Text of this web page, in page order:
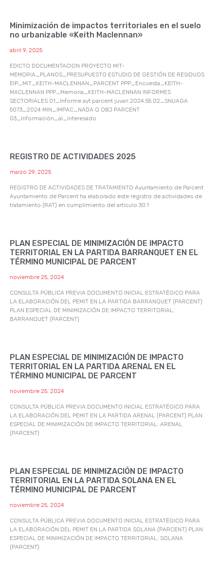
Minimización de impactos territoriales en el suelo
no urbanizable «Keith Maclennan»
abril 9, 2025
EDICTO DOCUMENTACION PROYECTO MIT-
MEMORIA_PLANOS_PRESUPUESTO ESTUDIO DE GESTIÓN DE RESIDUOS
EIP_MIT_KEITH-MACLENNAN_PARCENT PPP_Encuesta_KEITH-
MACLENNAN PPP_Memoria_KEITH-MACLENNAN INFORMES
SECTORIALES 01_Informe ayt parcent juvari.2024.55 02_SNUAGA
5073_2024 MIN_IMPAC_NADA Q OBJ PARCENT
03_Información_al_interesado
REGISTRO DE ACTIVIDADES 2025
marzo 29, 2025
REGISTRO DE ACTIVIDADES DE TRATAMIENTO Ayuntamiento de Parcent
Ayuntamiento de Parcent ha elaborado este registro de actividades de
tratamiento (RAT) en cumplimiento del artículo 30.1
PLAN ESPECIAL DE MINIMIZACIÓN DE IMPACTO
TERRITORIAL EN LA PARTIDA BARRANQUET EN EL
TÉRMINO MUNICIPAL DE PARCENT
noviembre 25, 2024
CONSULTA PÚBLICA PREVIA DOCUMENTO INICIAL ESTRATÉGICO PARA
LA ELABORACIÓN DEL PEMIT EN LA PARTIDA BARRANQUET (PARCENT)
PLAN ESPECIAL DE MINIMIZACIÓN DE IMPACTO TERRITORIAL:
BARRANQUET (PARCENT)
PLAN ESPECIAL DE MINIMIZACIÓN DE IMPACTO
TERRITORIAL EN LA PARTIDA ARENAL EN EL
TÉRMINO MUNICIPAL DE PARCENT
noviembre 25, 2024
CONSULTA PÚBLICA PREVIA DOCUMENTO INICIAL ESTRATÉGICO PARA
LA ELABORACIÓN DEL PEMIT EN LA PARTIDA ARENAL (PARCENT) PLAN
ESPECIAL DE MINIMIZACIÓN DE IMPACTO TERRITORIAL: ARENAL
(PARCENT)
PLAN ESPECIAL DE MINIMIZACIÓN DE IMPACTO
TERRITORIAL EN LA PARTIDA SOLANA EN EL
TÉRMINO MUNICIPAL DE PARCENT
noviembre 25, 2024
CONSULTA PÚBLICA PREVIA DOCUMENTO INICIAL ESTRATÉGICO PARA
LA ELABORACIÓN DEL PEMIT EN LA PARTIDA SOLANA (PARCENT) PLAN
ESPECIAL DE MINIMIZACIÓN DE IMPACTO TERRITORIAL: SOLANA
(PARCENT)